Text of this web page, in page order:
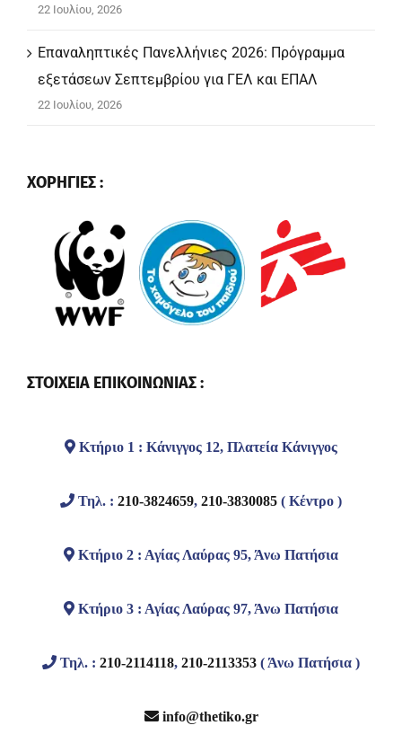
22 Ιουλίου, 2026
Επαναληπτικές Πανελλήνιες 2026: Πρόγραμμα
εξετάσεων Σεπτεμβρίου για ΓΕΛ και ΕΠΑΛ
22 Ιουλίου, 2026
ΧΟΡΗΓΙΕΣ :
ΣΤΟΙΧΕΙΑ ΕΠΙΚΟΙΝΩΝΙΑΣ :
Κτήριο 1 : Κάνιγγος 12, Πλατεία Κάνιγγος
Τηλ. : 210-3824659, 210-3830085 ( Κέντρο )
Κτήριο 2 : Αγίας Λαύρας 95, Άνω Πατήσια
Κτήριο 3 : Αγίας Λαύρας 97, Άνω Πατήσια
Τηλ. : 210-2114118, 210-2113353 ( Άνω Πατήσια )
info@thetiko.gr